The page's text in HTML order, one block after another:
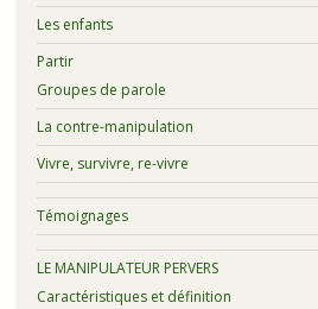
Les enfants
Partir
Groupes de parole
La contre-manipulation
Vivre, survivre, re-vivre
Témoignages
LE MANIPULATEUR PERVERS
Caractéristiques et définition